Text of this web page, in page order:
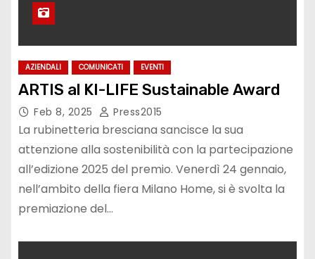
AZIENDALI COMUNICATI EVENTI
ARTIS al KI-LIFE Sustainable Award
Feb 8, 2025 Press2015
La rubinetteria bresciana sancisce la sua
attenzione alla sostenibilità con la partecipazione
all’edizione 2025 del premio. Venerdì 24 gennaio,
nell’ambito della fiera Milano Home, si è svolta la
premiazione del…